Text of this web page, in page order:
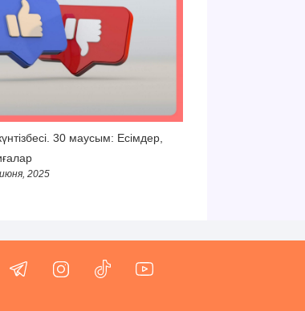
30 маусым: Есімдер,
2025